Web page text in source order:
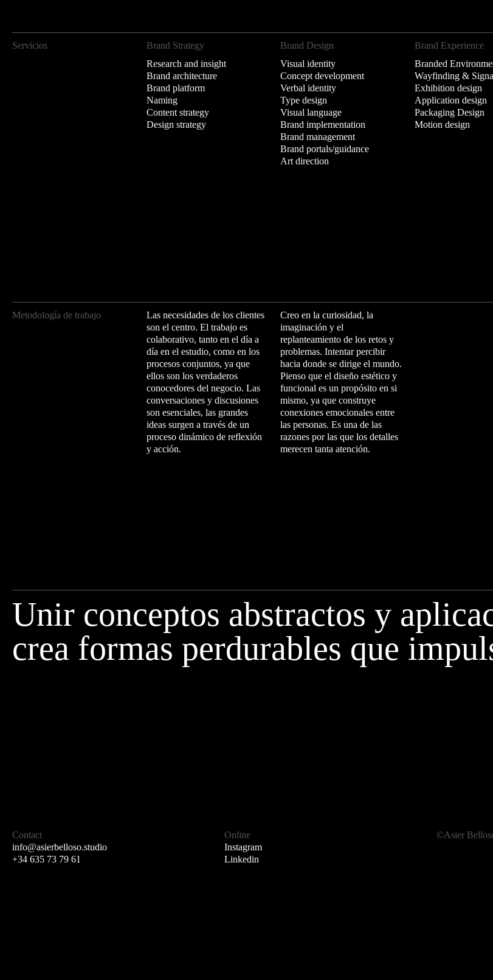
Servicios
Brand Strategy
Research and insight
Brand architecture
Brand platform
Naming
Content strategy
Design strategy
Brand Design
Visual identity
Concept development
Verbal identity
Type design
Visual language
Brand implementation
Brand management
Brand portals/guidance
Art direction
Brand Experience
Branded
Wayfinding &
Exhibition design
Application design
Packaging Design
Motion design
Metodología de trabajo
Las necesidades de los clientes
son el centro. El trabajo es
colaborativo, tanto en el día a
día en el estudio, como en los
procesos conjuntos, ya que
ellos son los verdaderos
conocedores del negocio. Las
conversaciones y discusiones
son esenciales, las grandes
ideas surgen a través de un
proceso dinámico de reflexión
y acción.
Creo en la curiosidad, la
imaginación y el
replanteamiento de los retos y
problemas. Intentar percibir
hacia donde se dirige el mundo.
Pienso que el diseño estético y
funcional es un propósito en si
mismo, ya que construye
conexiones emocionales entre
las personas. Es una de las
razones por las que los detalles
merecen tanta atención.
Unir conceptos abstractos y
crea formas perdurables que
Contact
info@asierbelloso.studio
+34 635 73 79 61
Online
Instagram
Linkedin
©Asier